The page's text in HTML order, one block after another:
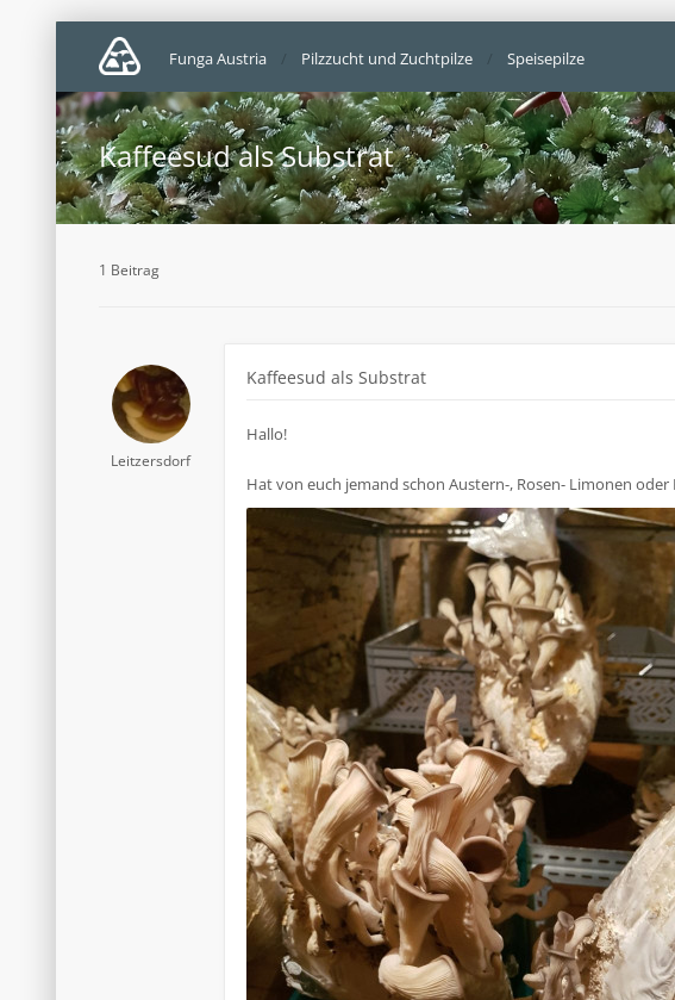
Funga Austria Pilzzucht und Zuchtpilze Speisepilze
Kaffeesud als Substrat
1 Beitrag
Leitzersdorf
Kaffeesud als Substrat
Hallo!
Hat von euch jemand schon Austern-, Rosen- Limonen